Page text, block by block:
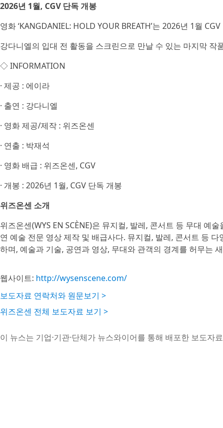
2026년 1월, CGV 단독 개봉
영화 ‘KANGDANIEL: HOLD YOUR BREATH’는 2026년 1월
강다니엘의 입대 전 활동을 스크린으로 만날 수 있는 마지막 작
◇ INFORMATION
· 제공 : 에이라
· 출연 : 강다니엘
· 영화 제공/제작 : 위즈온센
· 연출 : 박재석
· 영화 배급 : 위즈온센, CGV
· 개봉 : 2026년 1월, CGV 단독 개봉
위즈온센 소개
위즈온센(WYS EN SCÈNE)은 뮤지컬, 발레, 콘서트 등 무대 예
연 예술 전문 영상 제작 및 배급사다. 뮤지컬, 발레, 콘서트 등
하며, 예술과 기술, 공연과 영상, 무대와 관객의 경계를 허무는
웹사이트: http://wysenscene.com/
보도자료 연락처와 원문보기 >
위즈온센 전체 보도자료 보기 >
이 뉴스는 기업·기관·단체가 뉴스와이어를 통해 배포한 보도자